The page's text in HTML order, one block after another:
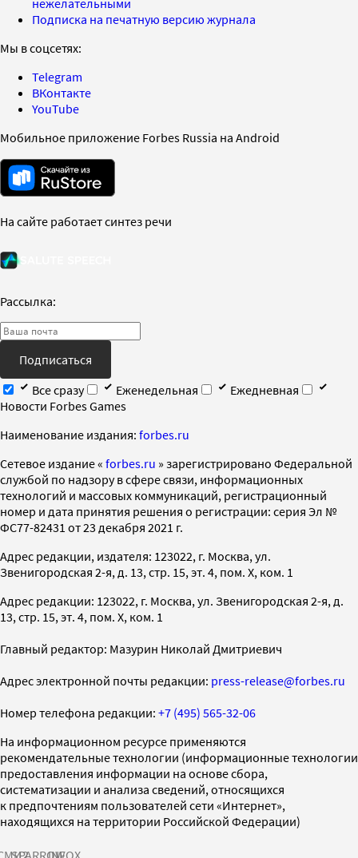
Подписка на печатную версию журнала
Мы в соцсетях:
Telegram
ВКонтакте
YouTube
Мобильное приложение Forbes Russia на Android
На сайте работает синтез речи
Рассылка:
Подписаться
Все сразу
Еженедельная
Ежедневная
Новости Forbes Games
Наименование издания: forbes.ru
Cетевое издание « forbes.ru » зарегистрировано Федеральной
службой по надзору в сфере связи, информационных
технологий и массовых коммуникаций, регистрационный
номер и дата принятия решения о регистрации: серия Эл №
ФС77-82431 от 23 декабря 2021 г.
Адрес редакции, издателя: 123022, г. Москва, ул.
Звенигородская 2-я, д. 13, стр. 15, эт. 4, пом. X, ком. 1
Адрес редакции: 123022, г. Москва, ул. Звенигородская 2-я, д.
13, стр. 15, эт. 4, пом. X, ком. 1
Главный редактор: Мазурин Николай Дмитриевич
Адрес электронной почты редакции: press-release@forbes.ru
Номер телефона редакции: +7 (495) 565-32-06
На информационном ресурсе применяются
рекомендательные технологии (информационные технологии
предоставления информации на основе сбора,
систематизации и анализа сведений, относящихся
к предпочтениям пользователей сети «Интернет»,
находящихся на территории Российской Федерации)
SPARROWINFOX